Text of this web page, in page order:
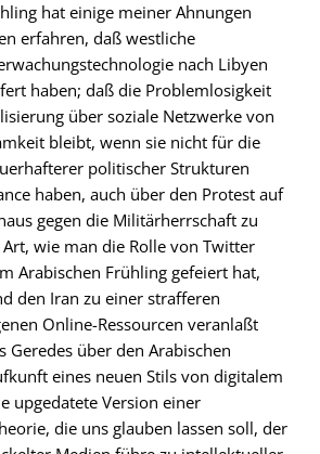
hat einige meiner Ahnungen
erfahren, daß westliche
nach Libyen
haben; daß die Problemlosigkeit
über soziale Netzwerke von
bleibt, wenn sie nicht für die
politischer Strukturen
haben, auch über den Protest auf
gegen die Militärherrschaft zu
wie man die Rolle von Twitter
Arabischen Frühling gefeiert hat,
den Iran zu einer strafferen
Online-Ressourcen veranlaßt
Geredes über den Arabischen
eines neuen Stils von digitalem
upgedatete Version einer
die uns glauben lassen soll, der